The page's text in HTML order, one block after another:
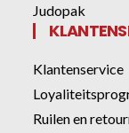
Judopak
Klantenservice
Ruilen en